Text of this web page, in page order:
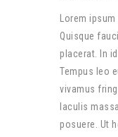
Lorem
Quisque
placerat. In
Tempus leo
vivamus
Iaculis
posuere. Ut